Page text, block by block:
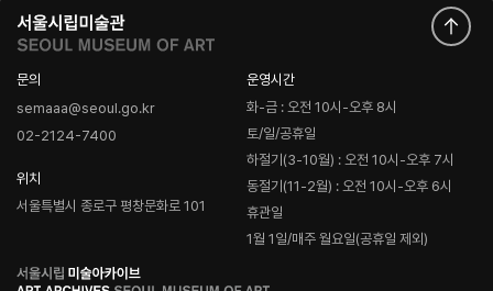
문의
semaaa@seoul.go.kr
02-2124-7400
위치
서울특별시 종로구 평창문화로 101
운영시간
화-금 : 오전 10시-오후 8시
토/일/공휴일
하절기(3-10월) : 오전 10시-오후 7시
동절기(11-2월) : 오전 10시-오후 6시
휴관일
1월 1일/매주 월요일(공휴일 제외)
로
고